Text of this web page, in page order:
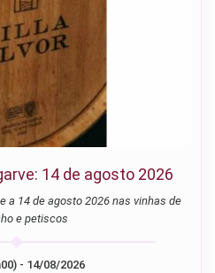
14 de agosto 2026
2026 nas vinhas de
e petiscos
14/08/2026 (21h00) - 14/08/2026